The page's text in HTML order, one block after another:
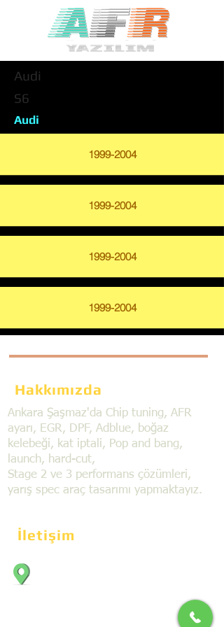
Audi
S6
Audi
1999-2004
1999-2004
1999-2004
1999-2004
Hakkımızda
Ankara Şaşmaz'da Chip tuning, AFR
ayarı, EGR, DPF, Adblue, boğaz
kelebeği, kat iptali, Pop and bang,
launch, hard-cut,
Stage 2 ve 3 performans çözümleri,
yarış spec araç tasarımı yapmaktayız.
İletişim